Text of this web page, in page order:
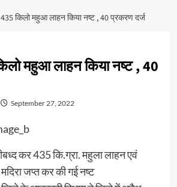
किलो महुआ लाहन किया नष्ट , 40 प्रकरण दर्ज
महुआ लाहन किया नष्ट , 40
September 27, 2022
कर 435 कि.ग्रा. महुला लाहन एवं
जप्त कर की गई नष्ट